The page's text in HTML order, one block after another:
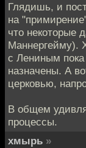
Глядишь, и
на
что некоторые
Маннергейму).
с Лениным
назначены. А
церковью,
В общем
процессы.
хмырь »